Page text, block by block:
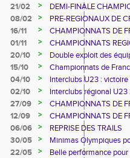
21/02
>
DEMI-FINALE
08/02
>
PRE-REGIONAUX DE
16/11
>
CHAMPIONNATS DE
01/11
>
CHAMPIONNATS
20/10
>
Double exploit des
15/10
>
Championnats de
blocks !
04/10 >
Interclubs U23 :
02/10
>
Interclubs régional U23
27/09
>
CHAMPIONNATS DE
CUVEE
12/09 >
CHAMPIONNATS DE
06/06
>
REPRISE DES TRAILS
30/05
>
Minimas Olympiques
22/05
>
Belle performance